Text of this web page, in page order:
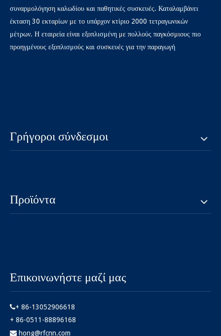
συναρμολόγηση καλωδίου και παθητικές συσκευές. Καταλαμβάνει
έκταση 30 εκταρίων με το υπάρχον κτίριο 2000 τετραγωνικών
μέτρων. Η εταιρεία είναι εξοπλισμένη με πολλούς παγκόσμιους πιο
προηγμένους εξοπλισμούς και συσκευές για την παραγωγή
Γρήγοροι σύνδεσμοι
Προϊόντα
Επικοινωνήστε μαζί μας
+ 86-13052906618
+ 86-0511-88896168
 hong@rfcnn.com